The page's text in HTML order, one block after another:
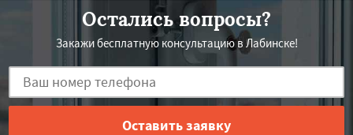
Остались вопросы?
Закажи бесплатную консультацию в Лабинске!